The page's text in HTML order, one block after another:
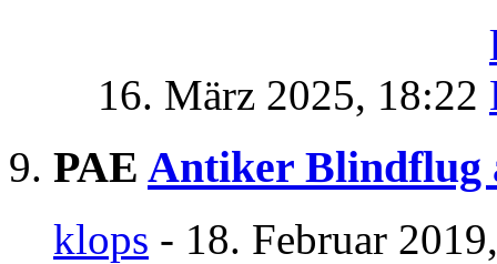
16. März 2025, 18:22
PAE Antiker Blindflug
klops - 18. Februar